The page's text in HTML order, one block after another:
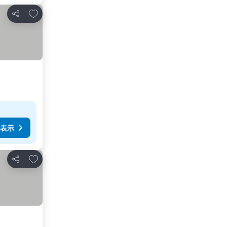
シェア
お気に入りに追加
示
シェア
お気に入りに追加